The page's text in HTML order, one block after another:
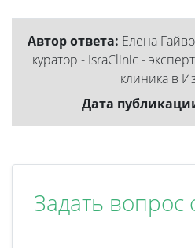
Автор ответа: Елена
куратор - IsraClinic -
клиника в
Дата
Задать вопрос